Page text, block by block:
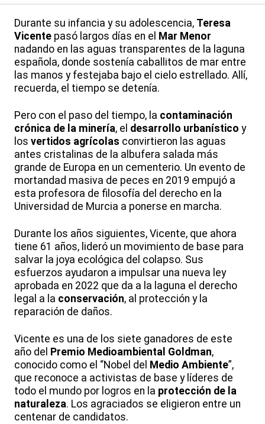
Durante su infancia y su adolescencia, Teresa
Vicente pasó largos días en el Mar Menor
nadando en las aguas transparentes de la laguna
española, donde sostenía caballitos de mar entre
las manos y festejaba bajo el cielo estrellado. Allí,
recuerda, el tiempo se detenía.
Pero con el paso del tiempo, la contaminación
crónica de la minería, el desarrollo urbanístico y
los vertidos agrícolas convirtieron las aguas
antes cristalinas de la albufera salada más
grande de Europa en un cementerio. Un evento de
mortandad masiva de peces en 2019 empujó a
esta profesora de filosofía del derecho en la
Universidad de Murcia a ponerse en marcha.
Durante los años siguientes, Vicente, que ahora
tiene 61 años, lideró un movimiento de base para
salvar la joya ecológica del colapso. Sus
esfuerzos ayudaron a impulsar una nueva ley
aprobada en 2022 que da a la laguna el derecho
legal a la conservación, al protección y la
reparación de daños.
Vicente es una de los siete ganadores de este
año del Premio Medioambiental Goldman,
conocido como el “Nobel del Medio Ambiente”,
que reconoce a activistas de base y líderes de
todo el mundo por logros en la protección de la
naturaleza. Los agraciados se eligieron entre un
centenar de candidatos.